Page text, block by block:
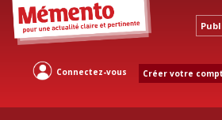
Connectez-vous Créer votre